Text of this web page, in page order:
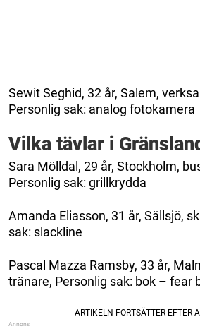
Sewit Seghid, 32 år, Salem,
Personlig sak: analog fotokamera
Vilka tävlar i
Sara Mölldal, 29 år, Stockholm,
Personlig sak: grillkrydda
Amanda Eliasson, 31 år, Sällsjö,
sak: slackline
Pascal Mazza Ramsby, 33 år,
tränare, Personlig sak: bok – fear